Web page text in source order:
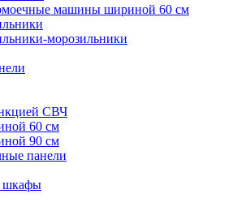
машины шириной 60 см
морозильники
СВЧ
60 см
90 см
панели
шкафы